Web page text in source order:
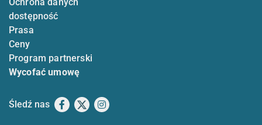
dostępność
Prasa
Ceny
Program partnerski
Wycofać umowę
Śledź nas Facebook
X Instagram